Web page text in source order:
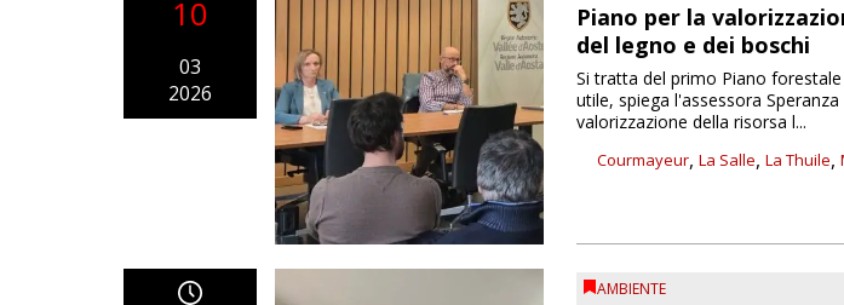
10
03
2026
Piano per la
del legno e dei boschi
Courmayeur, La Salle, La Thuile,
Si tratta del primo Piano
utile, spiega l'assessora
valorizzazione della risorsa l...
AMBIENTE